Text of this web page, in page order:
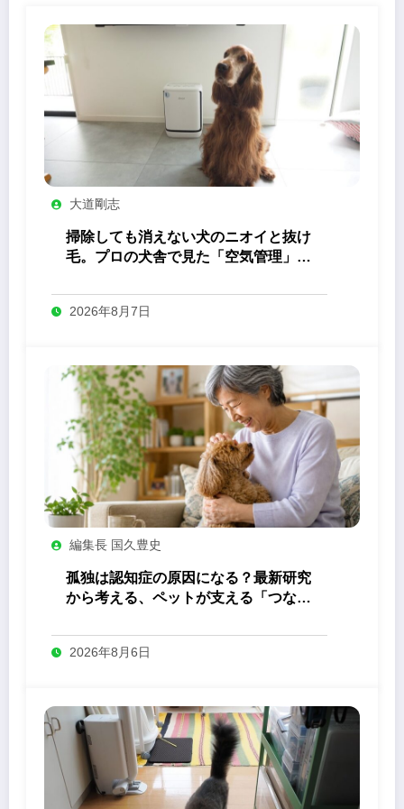
大道剛志
掃除しても消えない犬のニオイと抜け
毛。プロの犬舎で見た「空気管理」の
2026年8月7日
編集長 国久豊史
孤独は認知症の原因になる？最新研究
から考える、ペットが支える「つなが
2026年8月6日